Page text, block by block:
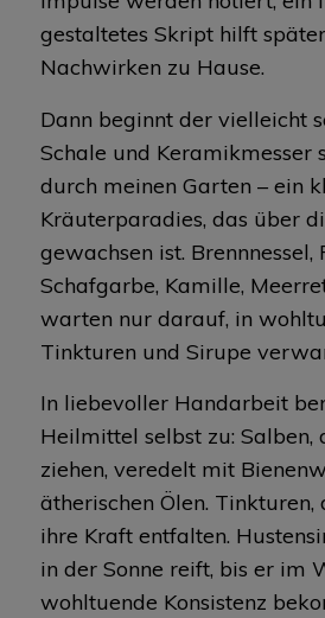
gestaltetes Skript hilft
Nachwirken zu Hause.
Dann beginnt der vielleicht
Schale und Keramikmesser
durch meinen Garten – ein
Kräuterparadies, das über
gewachsen ist. Brennnessel,
Schafgarbe, Kamille,
warten nur darauf, in
Tinkturen und Sirupe
In liebevoller Handarbeit
Heilmittel selbst zu: Salben,
ziehen, veredelt mit
ätherischen Ölen.
ihre Kraft entfalten.
in der Sonne reift, bis er im
wohltuende Konsistenz